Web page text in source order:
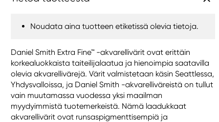
Noudata aina tuotteen etiketissä olevia tietoja.
Daniel Smith Extra Fine™ -akvarellivärit ovat erittäin
korkealuokkaista taiteilijalaatua ja hienoimpia saatavilla
olevia akvarellivärejä. Värit valmistetaan käsin Seattlessa,
Yhdysvalloissa, ja Daniel Smith -akvarelliväreistä on tullut
vain muutamassa vuodessa yksi maailman
myydyimmistä tuotemerkeistä. Nämä laadukkaat
akvarellivärit ovat runsaspigmenttisempiä ja